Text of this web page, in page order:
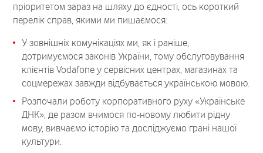
пріоритетом зараз на шляху до єдності, ось короткий
перелік справ, якими ми пишаємося:
У зовнішніх комунікаціях ми, як і раніше,
дотримуємося законів України, тому обслуговування
клієнтів Vodafone у сервісних центрах, магазинах та
соцмережах завжди відбувається українською мовою.
Розпочали роботу корпоративного руху «Українське
ДНК», де разом вчимося по-новому любити рідну
мову, вивчаємо історію та досліджуємо грані нашої
культури.